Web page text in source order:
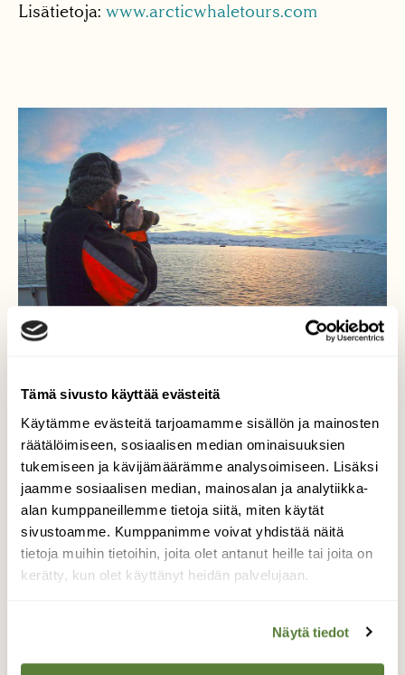
Tämä sivusto käyttää evästeitä
Käytämme evästeitä tarjoamamme sisällön ja mainosten
räätälöimiseen, sosiaalisen median ominaisuuksien
tukemiseen ja kävijämäärämme analysoimiseen. Lisäksi
jaamme sosiaalisen median, mainosalan ja analytiikka-
alan kumppaneillemme tietoja siitä, miten käytät
sivustoamme. Kumppanimme voivat yhdistää näitä
tietoja muihin tietoihin, joita olet antanut heille tai joita on
kerätty, kun olet käyttänyt heidän palvelujaan.
Näytä tiedot
Lisätietoja: www.arcticwhaletours.com
Kuva: Arctic Whale Tours
MIEKKAVALAS VALASSAFARI
Tilaa Suomen Luonto
Tue ajankohtaista ja asiantuntevaa